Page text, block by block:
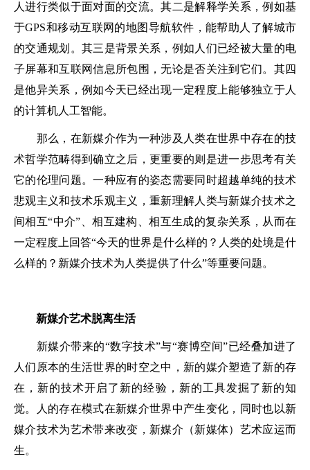
人进行类似于面对面的交流。其二是解释学关系，例如基
于GPS和移动互联网的地图导航软件，能帮助人了解城市
的交通规划。其三是背景关系，例如人们已经被大量的电
子屏幕和互联网信息所包围，无论是否关注到它们。其四
是他异关系，例如今天已经出现一定程度上能够独立于人
的计算机人工智能。
那么，在新媒介作为一种涉及人类在世界中存在的技
术哲学范畴得到确立之后，更重要的则是进一步思考有关
它的伦理问题。一种应有的姿态需要同时超越单纯的技术
悲观主义和技术乐观主义，重新理解人类与新媒介技术之
间相互“中介”、相互建构、相互生成的复杂关系，从而在
一定程度上回答“今天的世界是什么样的？人类的处境是什
么样的？新媒介技术为人类提供了什么”等重要问题。
新媒介艺术脱离生活
新媒介带来的“数字技术”与“赛博空间”已经叠加进了
人们原本的生活世界的时空之中，新的媒介塑造了新的存
在，新的技术开启了新的经验，新的工具发掘了新的知
觉。人的存在模式在新媒介世界中产生变化，同时也以新
媒介技术为艺术带来改变，新媒介（新媒体）艺术应运而
生。